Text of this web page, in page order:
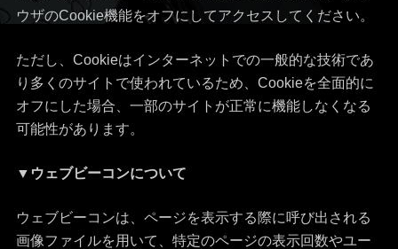
ウザのCookie機能をオフにしてアクセスしてください。
ただし、Cookieはインターネットでの一般的な技術であ
り多くのサイトで使われているため、Cookieを全面的に
オフにした場合、一部のサイトが正常に機能しなくなる
可能性があります。
▼ウェブビーコンについて
ウェブビーコンは、ページを表示する際に呼び出される
画像ファイルを用いて、特定のページの表示回数やユー